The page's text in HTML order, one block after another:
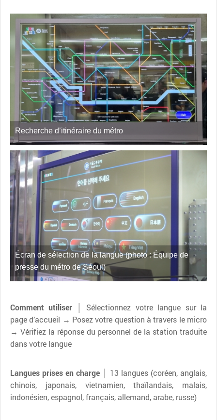
Recherche d’itinéraire du métro
Écran de sélection de la langue (photo : Équipe de
presse du métro de Séoul)
Comment utiliser │ Sélectionnez votre langue sur la
page d’accueil → Posez votre question à travers le micro
→ Vérifiez la réponse du personnel de la station traduite
dans votre langue
Langues prises en charge │ 13 langues (coréen, anglais,
chinois, japonais, vietnamien, thaïlandais, malais,
indonésien, espagnol, français, allemand, arabe, russe)